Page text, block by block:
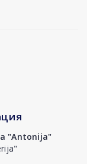
"Antonija"